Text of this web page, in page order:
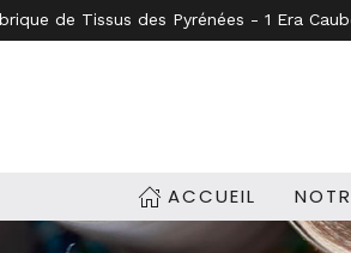
de Tissus des Pyrénées - 1 Era
ACCUEIL